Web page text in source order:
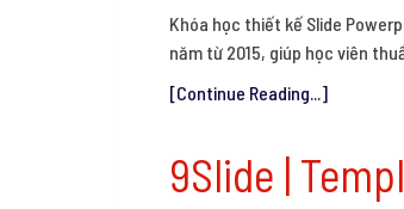
Khóa học thiết kế Slide
năm từ 2015, giúp học viên
[Continue Reading...]
9Slide |